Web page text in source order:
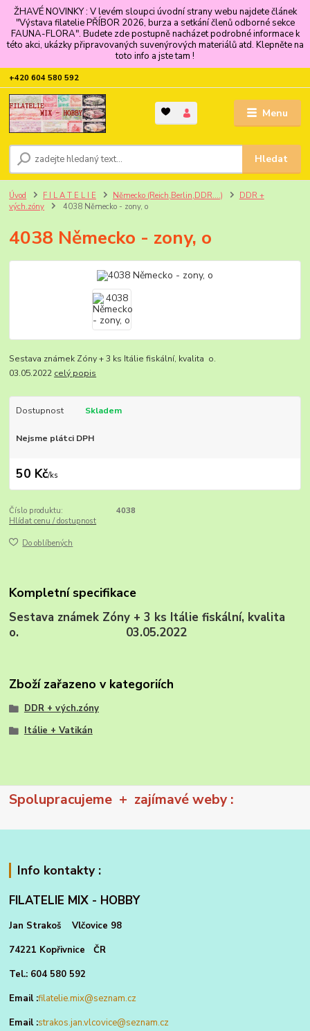
ŽHAVÉ NOVINKY : V levém sloupci úvodní strany webu najdete článek
"Výstava filatelie PŘÍBOR 2026, burza a setkání členů odborné sekce
FAUNA-FLORA". Budete zde postupně nacházet podrobné informace k
této akci, ukázky připravovaných suvenýrových materiálů atd. Klepněte na
toto info a jste tam !
Menu
Hledat
+420 604 580 592
Úvod F I L A T E L I E Německo (Reich,Berlin,DDR....)
DDR +
vých.zóny
4038 Německo - zony, o
4038 Německo - zony, o
Sestava známek Zóny + 3 ks Itálie fiskální, kvalita o.
03.05.2022 celý popis
Dostupnost Skladem
Nejsme plátci DPH
50 Kč/ks
Číslo produktu:
4038
Hlídat cenu / dostupnost
Do oblíbených
Kompletní specifikace
Sestava známek Zóny + 3 ks Itálie fiskální, kvalita
o. 03.05.2022
Zboží zařazeno v kategoriích
DDR + vých.zóny
Itálie + Vatikán
Spolupracujeme + zajímavé weby :
Info kontakty :
FILATELIE MIX - HOBBY
Jan Strakoš Vlčovice 98
74221 Kopřivnice ČR
Tel.: 604 580 592
Email :filatelie.mix@seznam.cz
Email :strakos.jan.vlcovice@seznam.cz